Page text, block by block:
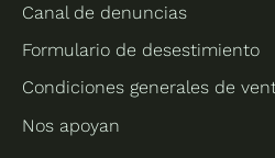
Canal de denuncias
Formulario de desestimiento
Condiciones generales de
Nos apoyan